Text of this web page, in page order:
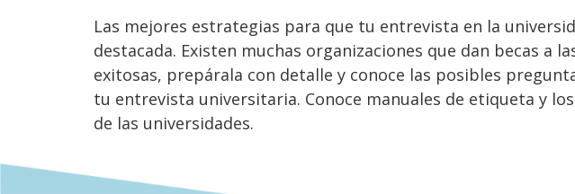
Las mejores estrategias para que tu entrevista en la
destacada. Existen muchas organizaciones que dan becas a
exitosas, prepárala con detalle y conoce las posibles
tu entrevista universitaria. Conoce manuales de etiqueta y
de las universidades.